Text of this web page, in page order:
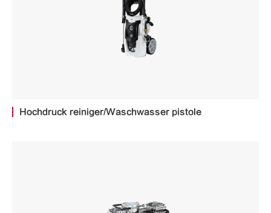
Hochdruck reiniger/Waschwasser pistole